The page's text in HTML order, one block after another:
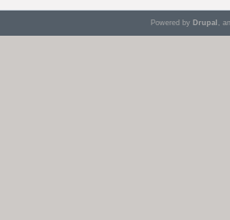
Powered by Drupal ,